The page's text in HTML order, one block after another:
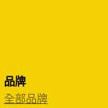
品牌
全部品牌